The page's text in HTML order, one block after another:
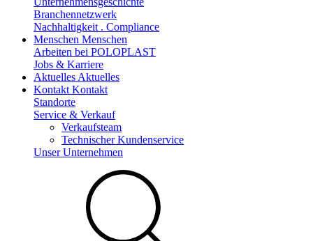
Branchennetzwerk
Nachhaltigkeit . Compliance
Menschen Menschen
Arbeiten bei POLOPLAST
Jobs & Karriere
Aktuelles Aktuelles
Kontakt Kontakt
Standorte
Service & Verkauf
Verkaufsteam
Technischer Kundenservice
Unser Unternehmen